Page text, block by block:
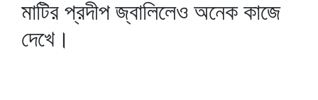
মাটির প্রদীপ জ্বালিলেও অনেক কাজে
দেখে।